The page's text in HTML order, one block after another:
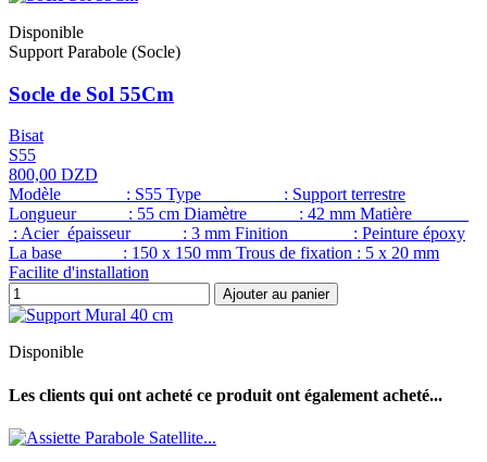
Disponible
Support Parabole (Socle)
Socle de Sol 55Cm
Bisat
S55
800,00 DZD
Modèle : S55 Type : Support terrestre
Longueur : 55 cm Diamètre : 42 mm Matière
: Acier épaisseur : 3 mm Finition : Peinture époxy
La base : 150 x 150 mm Trous de fixation : 5 x 20 mm
Facilite d'installation
Ajouter au panier
Disponible
Les clients qui ont acheté ce produit ont également acheté...